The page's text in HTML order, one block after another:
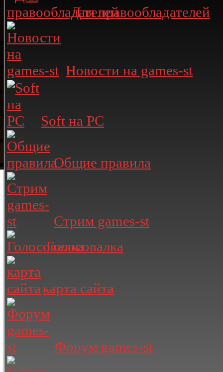
Для правообладателей
Новости на games-st
Soft на PC
Общие правила
Стрим games-st
Голосовалка
карта сайта
Форум games-st